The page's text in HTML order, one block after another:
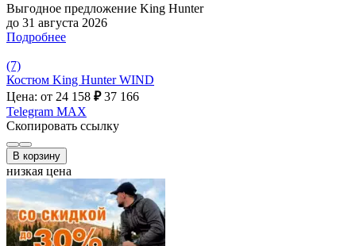
Выгодное предложение King Hunter
до 31 августа 2026
Подробнее
(7)
Костюм King Hunter WIND
Цена: от 24 158 ₽ 37 166
Telegram MAX
Скопировать ссылку
В корзину
низкая цена